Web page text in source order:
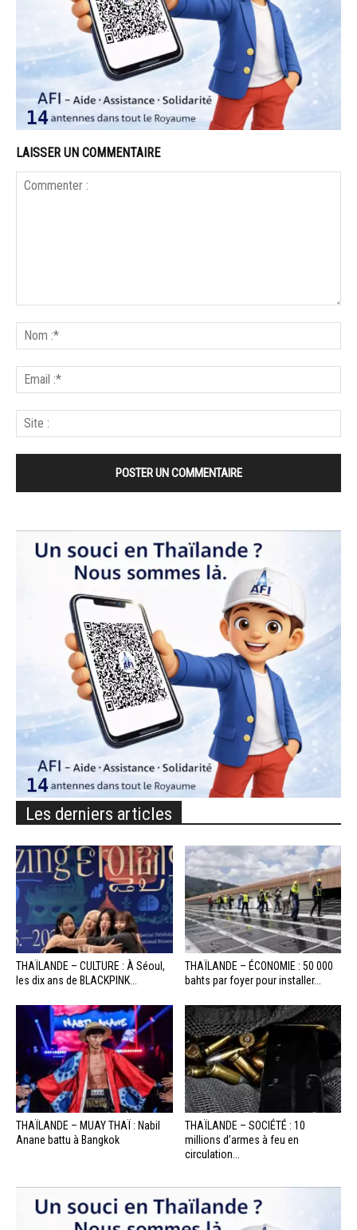
LAISSER UN COMMENTAIRE
Les derniers articles
THAÏLANDE – CULTURE : À Séoul,
les dix ans de BLACKPINK...
THAÏLANDE – ÉCONOMIE : 50 000
bahts par foyer pour installer...
THAÏLANDE – MUAY THAÏ : Nabil
Anane battu à Bangkok
THAÏLANDE – SOCIÉTÉ : 10
millions d’armes à feu en
circulation...